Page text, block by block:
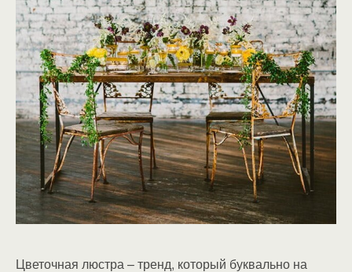
Цветочная люстра – тренд, который буквально на